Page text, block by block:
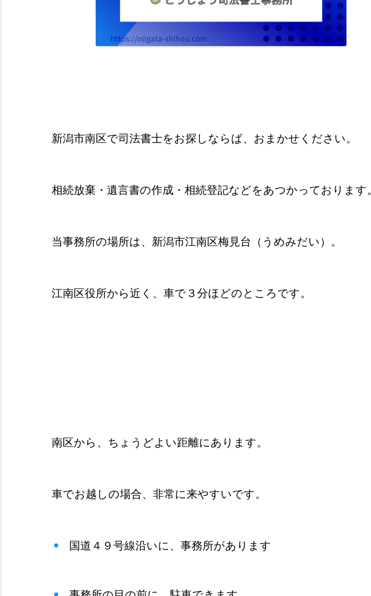
新潟市南区で司法書士をお探しならば、おまかせください。
相続放棄 ・ 遺言書の作成・ 相続登記などをあつかっております。
当事務所の場所は、新潟市江南区梅見台（うめみだい）。
江南区役所から近く、車で３分ほどのところです。
南区から、ちょうどよい距離にあります。
車でお越しの場合、非常に来やすいです。
国道４９号線沿いに、事務所があります